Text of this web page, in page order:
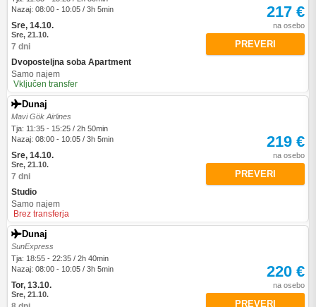
Nazaj: 08:00 - 10:05 / 3h 5min
Sre, 14.10.
Sre, 21.10.
7 dni
Dvoposteljna soba Apartment
Samo najem
Vključen transfer
217 €
na osebo
PREVERI
Dunaj
Mavi Gök Airlines
Tja: 11:35 - 15:25 / 2h 50min
Nazaj: 08:00 - 10:05 / 3h 5min
Sre, 14.10.
Sre, 21.10.
7 dni
Studio
Samo najem
Brez transferja
219 €
na osebo
PREVERI
Dunaj
SunExpress
Tja: 18:55 - 22:35 / 2h 40min
Nazaj: 08:00 - 10:05 / 3h 5min
Tor, 13.10.
Sre, 21.10.
220 €
na osebo
PREVERI